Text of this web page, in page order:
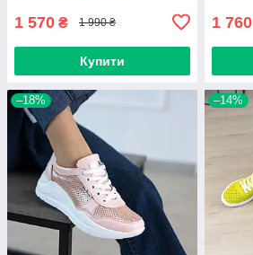
1 570 ₴ 1 990 ₴
Купити
1 760
–18% –14%